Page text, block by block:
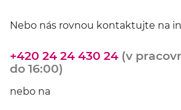
Nebo nás rovnou kontaktujte na
+420 24 24 430 24 (v
do 16:00)
nebo na